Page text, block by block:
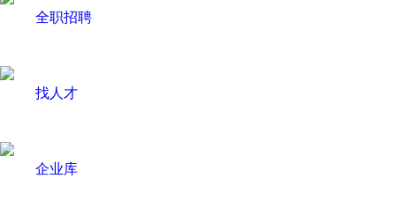
全职招聘
找人才
企业库